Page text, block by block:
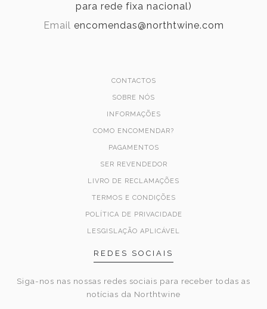
para rede fixa nacional)
Email encomendas@northtwine.com
CONTACTOS
SOBRE NÓS
INFORMAÇÕES
COMO ENCOMENDAR?
PAGAMENTOS
SER REVENDEDOR
LIVRO DE RECLAMAÇÕES
TERMOS E CONDIÇÕES
POLÍTICA DE PRIVACIDADE
LESGISLAÇÃO APLICÁVEL
REDES SOCIAIS
Siga-nos nas nossas redes sociais para receber todas as
notícias da Northtwine